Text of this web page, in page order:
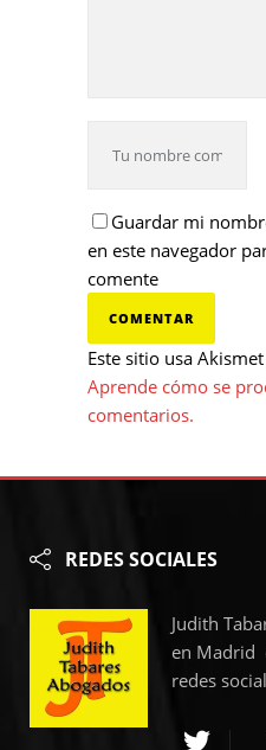
Guardar mi
en este navegador
comente
Este sitio usa
Aprende cómo se
comentarios.
REDES SOCIALES
Judith
en Madrid
redes